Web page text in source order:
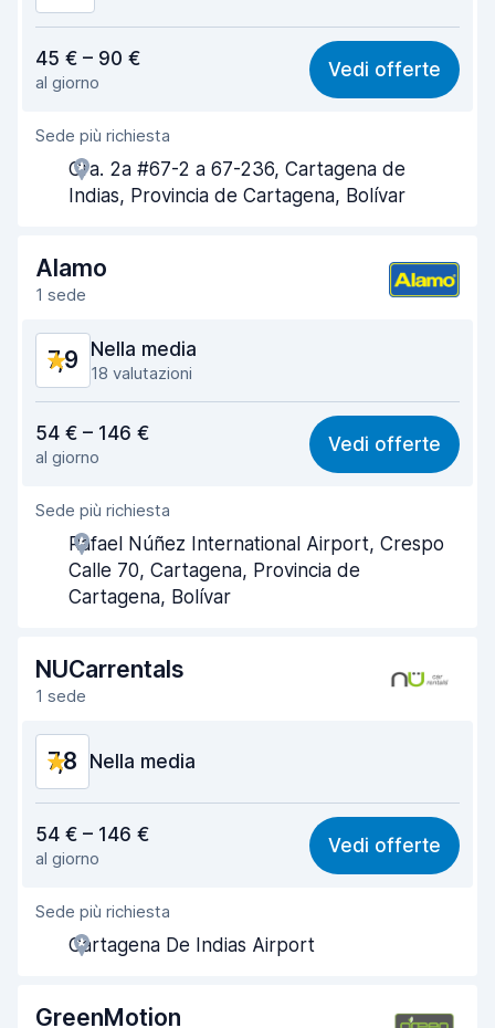
8,0
Facile da trovare 8,2
Gentilezza degli agenti
Rapidità del ritiro
Pulizia del veicolo 7,8
Condizioni dell'auto
45 € – 90 €
al giorno
Vedi offerte
Sede più richiesta
Cra. 2a #67-2 a 67-236, Cartagena de
Indias, Provincia de Cartagena, Bolívar
Alamo
1 sede
7,9 Nella media
18 valutazioni
7,5
Facile da trovare 8,4
Gentilezza degli agenti
Rapidità del ritiro
Rapidità della riconsegna
Pulizia del veicolo
Condizioni dell'auto
54 € – 146 €
al giorno
Vedi offerte
Sede più richiesta
Rafael Núñez International Airport, Crespo
Calle 70, Cartagena, Provincia de
Cartagena, Bolívar
NUCarrentals
1 sede
7,8 Nella media
7,5
Facile da trovare 8,2
Gentilezza degli agenti
Rapidità del ritiro
Rapidità della riconsegna 8,2
54 € – 146 €
al giorno
Vedi offerte
Sede più richiesta
Cartagena De Indias Airport
GreenMotion